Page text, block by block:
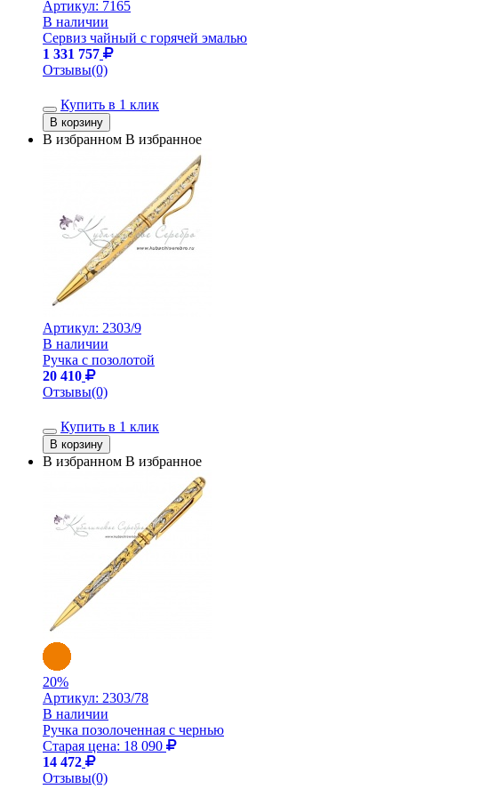
Артикул: 7165
В наличии
Сервиз чайный с горячей эмалью
1 331 757
Отзывы(0)
Купить в 1 клик
В избранном В избранное
Артикул: 2303/9
В наличии
Ручка с позолотой
20 410
Отзывы(0)
Купить в 1 клик
В избранном В избранное
20%
Артикул: 2303/78
В наличии
Ручка позолоченная с чернью
Старая цена: 18 090
14 472
Отзывы(0)